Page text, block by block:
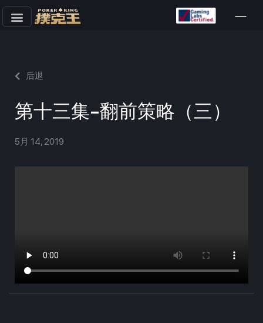
文
后退
第十三集-翻前策略（三）
5月 14, 2019